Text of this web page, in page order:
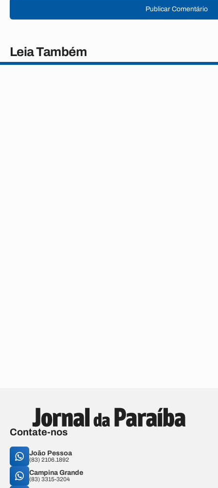
Publicar Comentário
Leia Também
Contate-nos
João Pessoa
(83) 2106.1892
Campina Grande
(83) 3315-3204